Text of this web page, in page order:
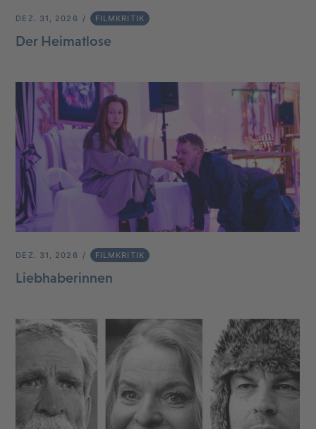
DEZ. 31, 2026 FILMKRITIK
Der Heimatlose
DEZ. 31, 2026 FILMKRITIK
Liebhaberinnen